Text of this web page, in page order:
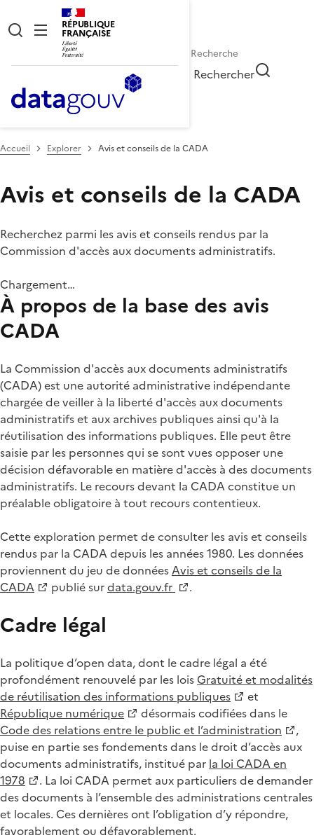
RÉPUBLIQUE
FRANÇAISE
Rechercher
Accueil Explorer Avis et conseils de la CADA
Avis et conseils de la CADA
Recherchez parmi les avis et conseils rendus par la
Commission d'accès aux documents administratifs.
Chargement…
À propos de la base des avis
CADA
La Commission d'accès aux documents administratifs
(CADA) est une autorité administrative indépendante
chargée de veiller à la liberté d'accès aux documents
administratifs et aux archives publiques ainsi qu'à la
réutilisation des informations publiques. Elle peut être
saisie par les personnes qui se sont vues opposer une
décision défavorable en matière d'accès à des documents
administratifs. Le recours devant la CADA constitue un
préalable obligatoire à tout recours contentieux.
Cette exploration permet de consulter les avis et conseils
rendus par la CADA depuis les années 1980. Les données
proviennent du jeu de donnéesAvis et conseils de la
CADA
publié surdata.gouv.fr .
Cadre légal
La politique d’open data, dont le cadre légal a été
profondément renouvelé par les loisGratuité et modalités
de réutilisation des informations publiques
et
République numérique
désormais codifiées dans le
Code des relations entre le public et l’administration
,
puise en partie ses fondements dans le droit d’accès aux
documents administratifs, institué par la loi CADA en
1978
. La loi CADA permet aux particuliers de demander
des documents à l’ensemble des administrations centrales
et locales. Ces dernières ont l’obligation d’y répondre,
favorablement ou défavorablement.